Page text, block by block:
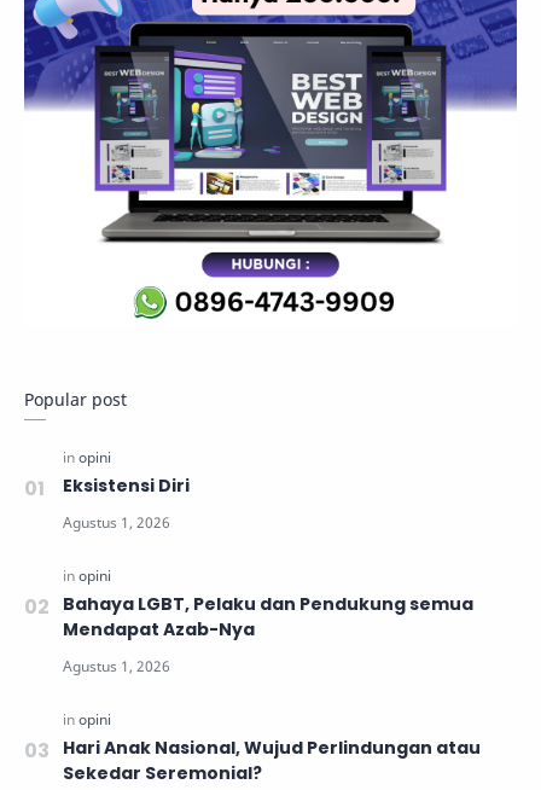
Popular post
Eksistensi Diri
Bahaya LGBT, Pelaku dan Pendukung semua
Mendapat Azab-Nya
Hari Anak Nasional, Wujud Perlindungan atau
Sekedar Seremonial?